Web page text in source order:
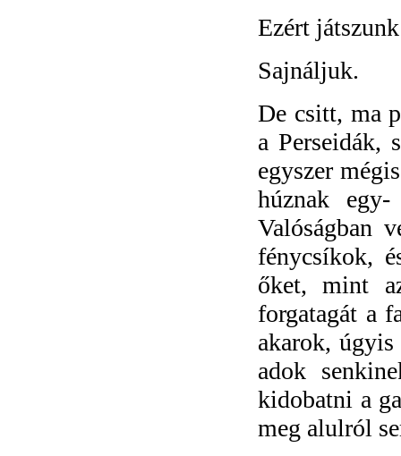
Ezért
Sajnáljuk.
De csitt, ma
a Perseidák,
egyszer
húznak
Valóságban
fénycsíkok,
őket, mint
forgatagát a
akarok,
adok
kidobatni a
meg alulról